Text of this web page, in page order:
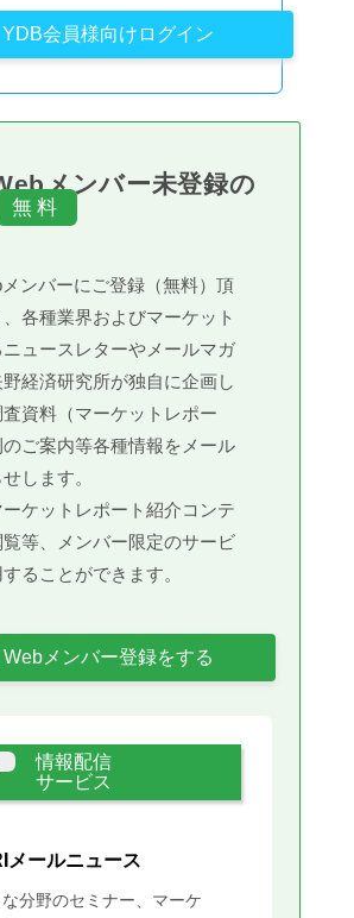
YDB会員様向けログイン
メンバー未登録の
ンバーにご登録（無料）頂
各種業界およびマーケット
ュースレターやメールマガ
野経済研究所が独自に企画し
資料（マーケットレポー
のご案内等各種情報をメール
します。
ーケットレポート紹介コンテ
覧等、メンバー限定のサービ
ることができます。
メンバー登録をする
情報配信
サービス
メールニュース
分野のセミナー、マーケ